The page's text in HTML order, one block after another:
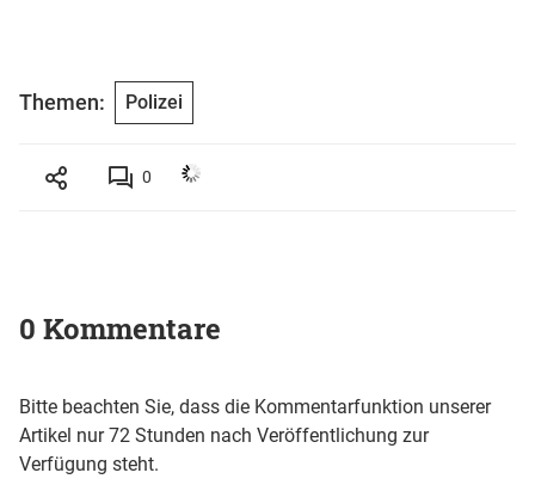
Themen: Polizei
0
0 Kommentare
Bitte beachten Sie, dass die Kommentarfunktion unserer
Artikel nur 72 Stunden nach Veröffentlichung zur
Verfügung steht.